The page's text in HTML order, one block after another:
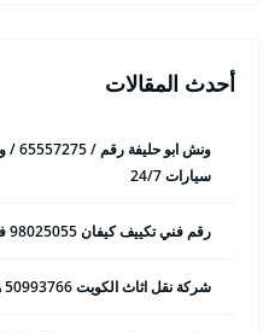
أحدث المقالات
ونش
سيارات 24/7
رقم فني تكييف كيفان 98025055 فني تكييف مركزي 24 ساعة
شركة نقل اثاث الكويت 50993766 هاف لوري وانيت نقل عفش